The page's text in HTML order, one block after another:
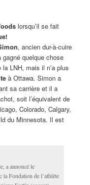
lorsqu’il se fait
, ancien dur-à-cuire
quelque chose
LNH, mais il n’a plus
à Ottawa. Simon a
sa carrière et il a
soit l’équivalent de
Colorado, Calgary,
du Minnesota. Il est
a annoncé le
la Fondation de l’athlète